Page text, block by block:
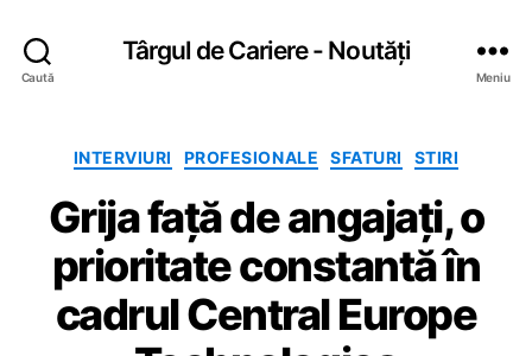
Caută
Târgul de Cariere - Noutăți
Meniu
C
t
e
g
o
r
i
INTERVIURI PROFESIONALE SFATURI STIRI
Grija față de angajați, o
prioritate constantă în
cadrul Central Europe